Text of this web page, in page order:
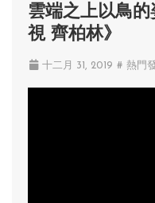
職場商業經濟
影片專區
雲端之上以鳥
視 齊柏林》
十二月 31, 2019 # 熱門